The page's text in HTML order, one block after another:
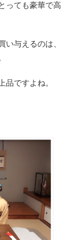
とっても豪華で高
い与えるのは、
品ですよね。